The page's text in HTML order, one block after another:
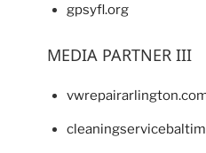
gpsyfl.org
MEDIA PARTNER III